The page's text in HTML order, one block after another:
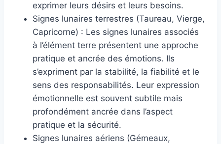
exprimer leurs désirs et leurs besoins.
Signes lunaires terrestres (Taureau, Vierge,
Capricorne) : Les signes lunaires associés
à l’élément terre présentent une approche
pratique et ancrée des émotions. Ils
s’expriment par la stabilité, la fiabilité et le
sens des responsabilités. Leur expression
émotionnelle est souvent subtile mais
profondément ancrée dans l’aspect
pratique et la sécurité.
Signes lunaires aériens (Gémeaux,